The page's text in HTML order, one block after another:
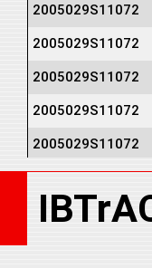
2005029S11072
2005029S11072
2005029S11072
2005029S11072
2005029S11072
2005029S11072
2005029S11072